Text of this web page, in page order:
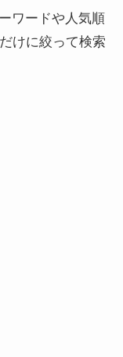
ワードや人気順
けに絞って検索